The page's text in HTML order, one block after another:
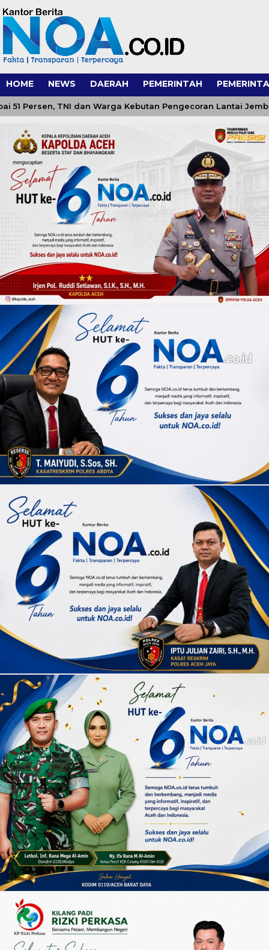
HOME NEWS DAERAH PEMERINTAH
TNI dan Warga Kebutan Pengecoran Lantai Jembatan